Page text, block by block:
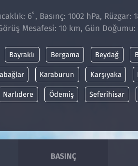
6° , Basınç: 1002 hPa,
Mesafesi: 10 km, Gün Doğumu:
Bayraklı Bergama Beydağ
Karaburun Karşıyaka
Narlıdere Ödemiş Seferihisar
BASINÇ